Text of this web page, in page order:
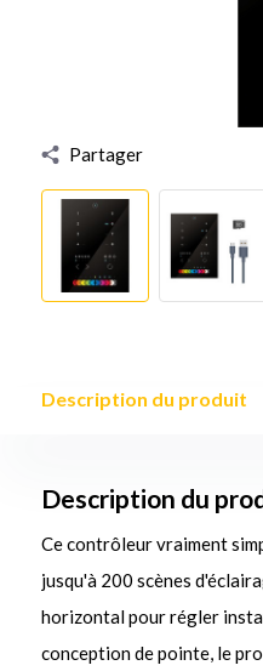
Partager
Description du produit
Description du
Ce contrôleur vraiment
jusqu'à 200 scènes
horizontal pour régler
conception de pointe, le